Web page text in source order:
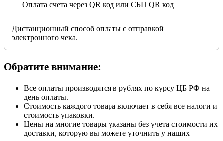
Оплата счета через QR код или СБП QR код
Дистанционный способ оплаты с отправкой
электронного чека.
Обратите внимание:
Все оплаты производятся в рублях по курсу ЦБ РФ на
день оплаты.
Стоимость каждого товара включает в себя все налоги и
стоимость упаковки.
Цены на многие товары указаны без учета стоимости их
доставки, которую вы можете уточнить у наших